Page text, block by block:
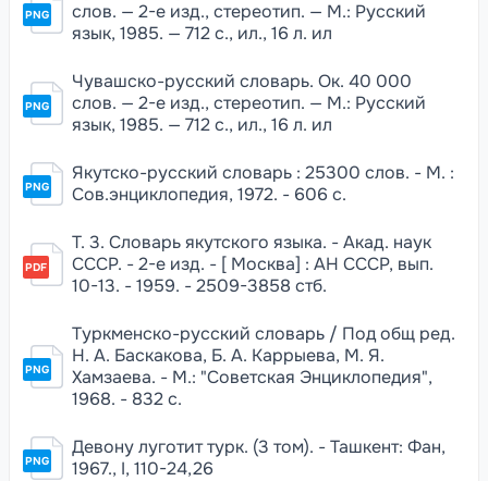
PNG
слов. — 2-е изд., стереотип. — М.: Русский
язык, 1985. — 712 с., ил., 16 л. ил
PNG
Чувашско-русский словарь. Ок. 40 000
слов. — 2-е изд., стереотип. — М.: Русский
язык, 1985. — 712 с., ил., 16 л. ил
PNG
Якутско-русский словарь : 25300 слов. - М. :
Сов.энциклопедия, 1972. - 606 с.
PDF
Т. 3. Словарь якутского языка. - Акад. наук
СССР. - 2-е изд. - [ Москва] : АН СССР, вып.
10-13. - 1959. - 2509-3858 стб.
PNG
Туркменско-русский словарь / Под общ ред.
Н. А. Баскакова, Б. А. Каррыева, М. Я.
Хамзаева. - М.: "Советская Энциклопедия",
1968. - 832 с.
PNG
Девону луготит турк. (3 том). - Ташкент: Фан,
1967., I, 110-24,26